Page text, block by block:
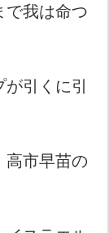
で我は命つ
引くに引
高市早苗の